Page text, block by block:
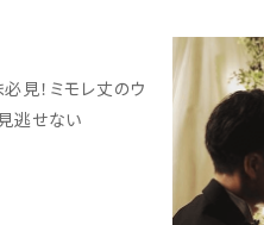
見！ミモレ丈のウ
逃せない